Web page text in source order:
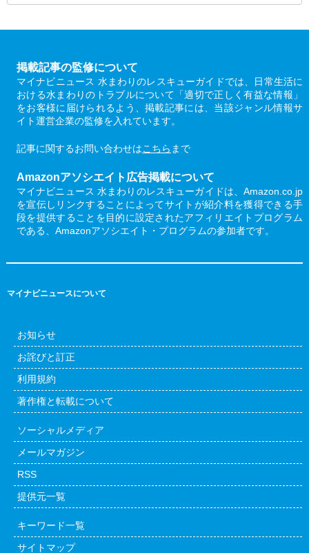
掲載記事の監修について
マイナビニュース 水まわりのレスキューガイドでは、日常生活に
おける水まわりのトラブルについて「適切で正しく有益な情報」
をお客様に届けられるよう、掲載記事には、当該ジャンル情報サ
イト運営企業の監修を入れています。
記事に関するお問い合わせはこちら まで
Amazonアソシエイト広告掲載について
マイナビニュース 水まわりのレスキューガイドは、Amazon.co.jp
を宣伝しリンクすることによってサイトが紹介料を獲得できる手
段を提供することを目的に設定されたアフィリエイトプログラム
である、Amazonアソシエイト・プログラムの参加者です。
マイナビニュースについて
お知らせ
お詫びと訂正
利用規約
著作権と転載について
ソーシャルメディア
メールマガジン
RSS
提供元一覧
キーワード一覧
サイトマップ